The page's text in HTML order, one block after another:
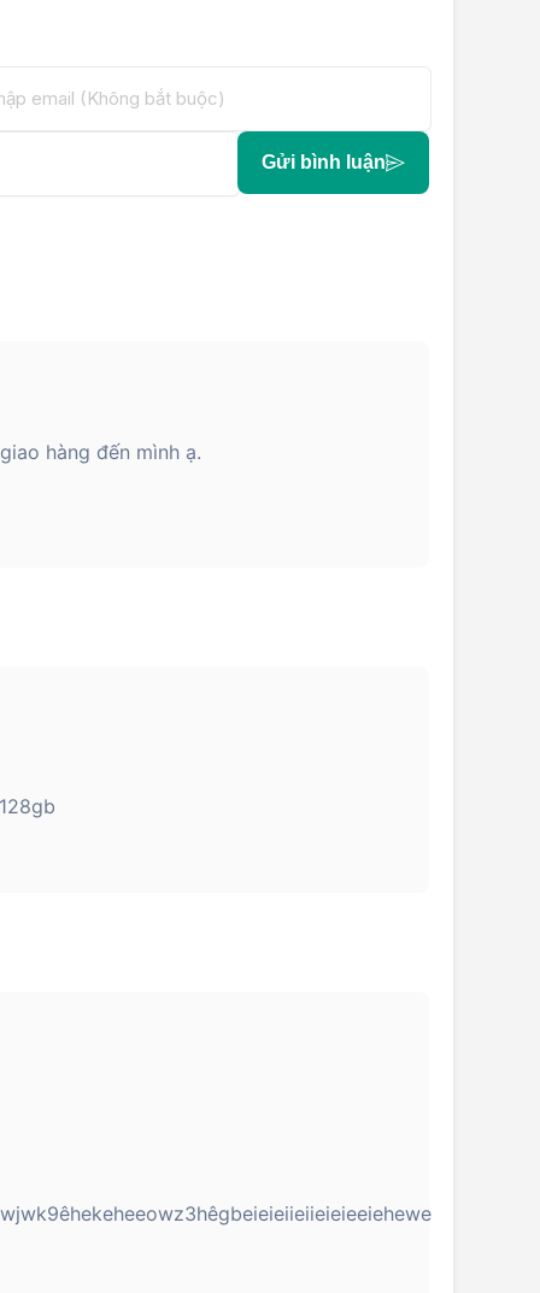
Gửi bình luận
hàng đến mình ạ.